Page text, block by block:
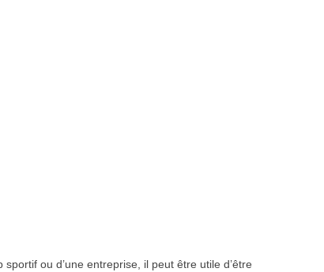
ou d’une entreprise, il peut être utile d’être